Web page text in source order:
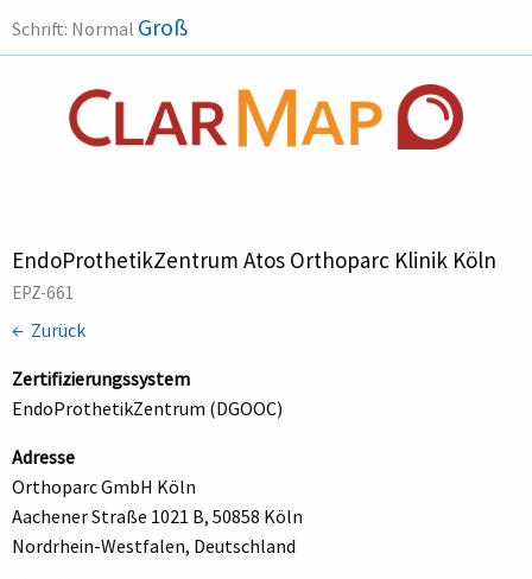
Schrift: Normal Groß
EndoProthetikZentrum Atos Orthoparc Klinik Köln
EPZ-661
← Zurück
Zertifizierungssystem
EndoProthetikZentrum (DGOOC)
Adresse
Orthoparc GmbH Köln
Aachener Straße 1021 B, 50858 Köln
Nordrhein-Westfalen, Deutschland